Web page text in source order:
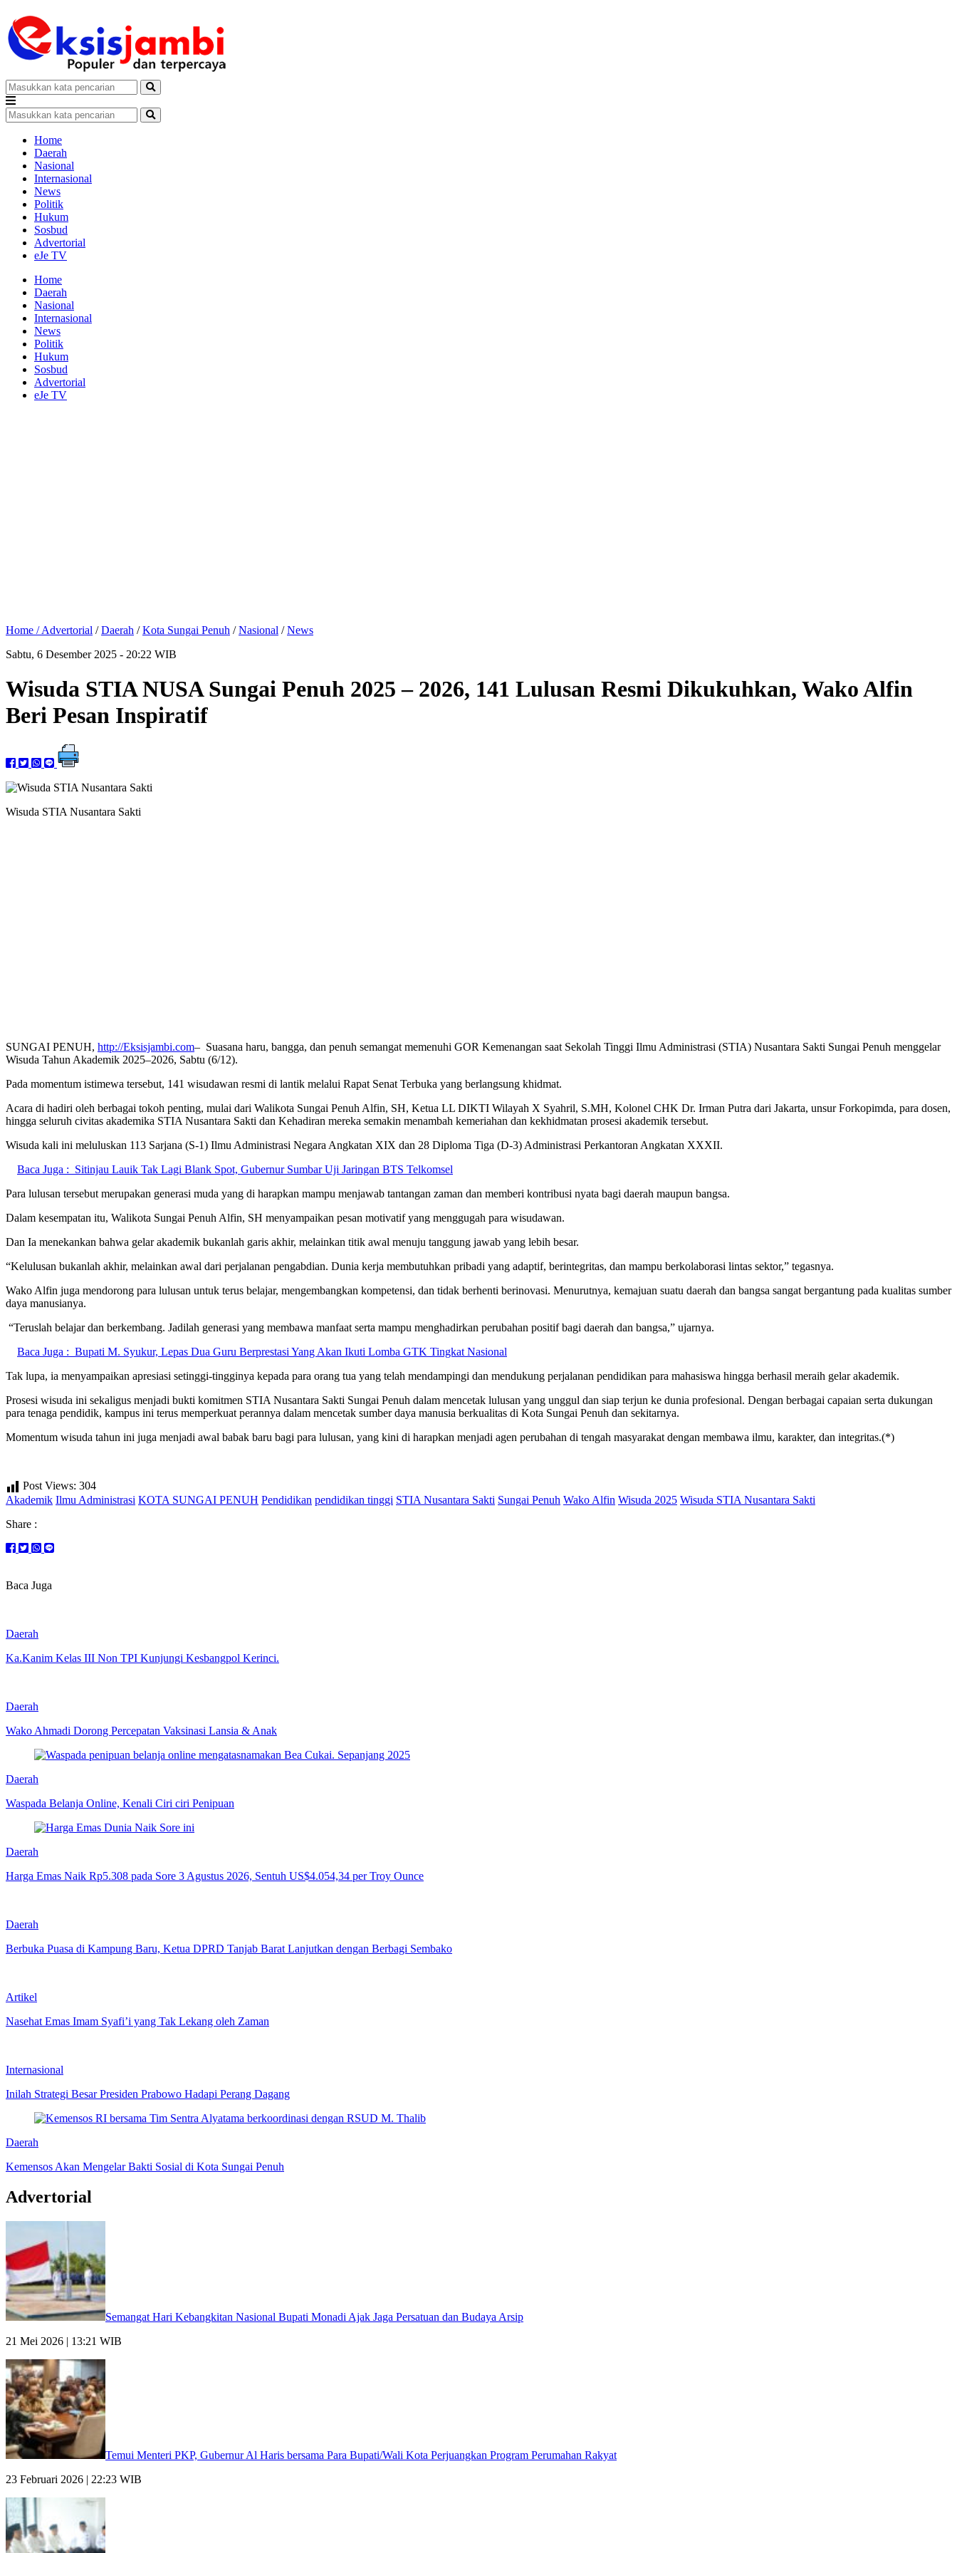
Home
Daerah
Nasional
Internasional
News
Politik
Hukum
Sosbud
Advertorial
eJe TV
Home
Daerah
Nasional
Internasional
News
Politik
Hukum
Sosbud
Advertorial
eJe TV
Home /Advertorial /Daerah /Kota Sungai Penuh /Nasional /News
Sabtu, 6 Desember 2025 - 20:22 WIB
Wisuda STIA NUSA Sungai Penuh 2025 – 2026, 141 Lulusan Resmi Dikukuhkan, Wako Alfin
Beri Pesan Inspiratif
Wisuda STIA Nusantara Sakti
SUNGAI PENUH, http://Eksisjambi.com– Suasana haru, bangga, dan penuh semangat memenuhi GOR Kemenangan saat Sekolah Tinggi Ilmu Administrasi (STIA) Nusantara Sakti Sungai Penuh menggelar
Wisuda Tahun Akademik 2025–2026, Sabtu (6/12).
Pada momentum istimewa tersebut, 141 wisudawan resmi di lantik melalui Rapat Senat Terbuka yang berlangsung khidmat.
Acara di hadiri oleh berbagai tokoh penting, mulai dari Walikota Sungai Penuh Alfin, SH, Ketua LL DIKTI Wilayah X Syahril, S.MH, Kolonel CHK Dr. Irman Putra dari Jakarta, unsur Forkopimda, para dosen,
hingga seluruh civitas akademika STIA Nusantara Sakti dan Kehadiran mereka semakin menambah kemeriahan dan kekhidmatan prosesi akademik tersebut.
Wisuda kali ini meluluskan 113 Sarjana (S-1) Ilmu Administrasi Negara Angkatan XIX dan 28 Diploma Tiga (D-3) Administrasi Perkantoran Angkatan XXXII.
Baca Juga : Sitinjau Lauik Tak Lagi Blank Spot, Gubernur Sumbar Uji Jaringan BTS Telkomsel
Para lulusan tersebut merupakan generasi muda yang di harapkan mampu menjawab tantangan zaman dan memberi kontribusi nyata bagi daerah maupun bangsa.
Dalam kesempatan itu, Walikota Sungai Penuh Alfin, SH menyampaikan pesan motivatif yang menggugah para wisudawan.
Dan Ia menekankan bahwa gelar akademik bukanlah garis akhir, melainkan titik awal menuju tanggung jawab yang lebih besar.
“Kelulusan bukanlah akhir, melainkan awal dari perjalanan pengabdian. Dunia kerja membutuhkan pribadi yang adaptif, berintegritas, dan mampu berkolaborasi lintas sektor,” tegasnya.
Wako Alfin juga mendorong para lulusan untuk terus belajar, mengembangkan kompetensi, dan tidak berhenti berinovasi. Menurutnya, kemajuan suatu daerah dan bangsa sangat bergantung pada kualitas sumber
daya manusianya.
“Teruslah belajar dan berkembang. Jadilah generasi yang membawa manfaat serta mampu menghadirkan perubahan positif bagi daerah dan bangsa,” ujarnya.
Baca Juga : Bupati M. Syukur, Lepas Dua Guru Berprestasi Yang Akan Ikuti Lomba GTK Tingkat Nasional
Tak lupa, ia menyampaikan apresiasi setinggi-tingginya kepada para orang tua yang telah mendampingi dan mendukung perjalanan pendidikan para mahasiswa hingga berhasil meraih gelar akademik.
Prosesi wisuda ini sekaligus menjadi bukti komitmen STIA Nusantara Sakti Sungai Penuh dalam mencetak lulusan yang unggul dan siap terjun ke dunia profesional. Dengan berbagai capaian serta dukungan
para tenaga pendidik, kampus ini terus memperkuat perannya dalam mencetak sumber daya manusia berkualitas di Kota Sungai Penuh dan sekitarnya.
Momentum wisuda tahun ini juga menjadi awal babak baru bagi para lulusan, yang kini di harapkan menjadi agen perubahan di tengah masyarakat dengan membawa ilmu, karakter, dan integritas.(*)
Post Views: 304
Akademik Ilmu Administrasi KOTA SUNGAI PENUH Pendidikan pendidikan tinggi STIA Nusantara Sakti Sungai Penuh Wako Alfin Wisuda 2025 Wisuda STIA Nusantara Sakti
Share :
Baca Juga
Daerah
Ka.Kanim Kelas III Non TPI Kunjungi Kesbangpol Kerinci.
Daerah
Wako Ahmadi Dorong Percepatan Vaksinasi Lansia & Anak
Daerah
Waspada Belanja Online, Kenali Ciri ciri Penipuan
Daerah
Harga Emas Naik Rp5.308 pada Sore 3 Agustus 2026, Sentuh US$4.054,34 per Troy Ounce
Daerah
Berbuka Puasa di Kampung Baru, Ketua DPRD Tanjab Barat Lanjutkan dengan Berbagi Sembako
Artikel
Nasehat Emas Imam Syafi’i yang Tak Lekang oleh Zaman
Internasional
Inilah Strategi Besar Presiden Prabowo Hadapi Perang Dagang
Daerah
Kemensos Akan Mengelar Bakti Sosial di Kota Sungai Penuh
Advertorial
Semangat Hari Kebangkitan Nasional Bupati Monadi Ajak Jaga Persatuan dan Budaya Arsip
21 Mei 2026 | 13:21 WIB
Temui Menteri PKP, Gubernur Al Haris bersama Para Bupati/Wali Kota Perjuangkan Program Perumahan Rakyat
23 Februari 2026 | 22:23 WIB